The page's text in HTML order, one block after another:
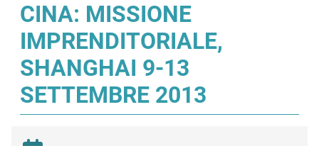
CINA: MISSIONE
IMPRENDITORIALE,
SHANGHAI 9-13
SETTEMBRE 2013